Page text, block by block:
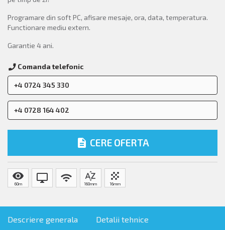
Programare din soft PC, afisare mesaje, ora, data, temperatura.
Functionare mediu extern.
Garantie 4 ani.
call Comanda telefonic
+4 0724 345 330
+4 0728 164 402
description CERE OFERTA
visibility
60m desktop_windows wifi sort_by_alpha
160mm
grain
16mm
Descriere generala Detalii tehnice